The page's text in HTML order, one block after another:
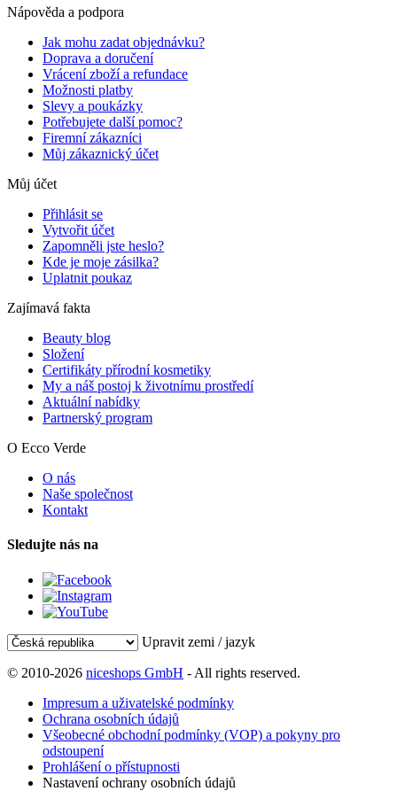
Nápověda a podpora
Jak mohu zadat objednávku?
Doprava a doručení
Vrácení zboží a refundace
Možnosti platby
Slevy a poukázky
Potřebujete další pomoc?
Firemní zákazníci
Můj zákaznický účet
Můj účet
Přihlásit se
Vytvořit účet
Zapomněli jste heslo?
Kde je moje zásilka?
Uplatnit poukaz
Zajímavá fakta
Beauty blog
Složení
Certifikáty přírodní kosmetiky
My a náš postoj k životnímu prostředí
Aktuální nabídky
Partnerský program
O Ecco Verde
O nás
Naše společnost
Kontakt
Sledujte nás na
Upravit zemi / jazyk
© 2010-2026 niceshops GmbH - All rights reserved.
Impresum a uživatelské podmínky
Ochrana osobních údajů
Všeobecné obchodní podmínky (VOP) a pokyny pro
odstoupení
Prohlášení o přístupnosti
Nastavení ochrany osobních údajů